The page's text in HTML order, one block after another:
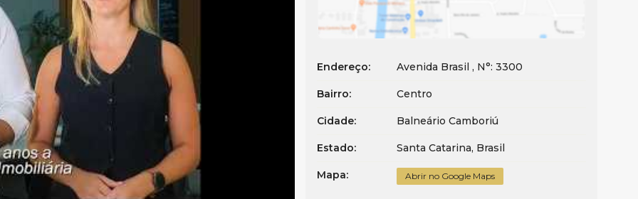
imobiliária em Balneário Camboriú
Endereço: Avenida Brasil , N°: 3300
Bairro: Centro
Cidade: Balneário Camboriú
Estado: Santa Catarina, Brasil
Mapa: Abrir no Google Maps